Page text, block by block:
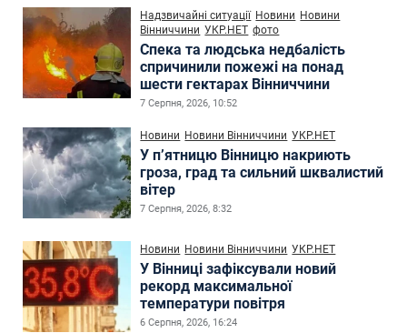
Надзвичайні ситуації Новини Новини
Вінниччини УКР.НЕТ фото
Спека та людська недбалість
спричинили пожежі на понад
шести гектарах Вінниччини
7 Серпня, 2026, 10:52
Новини Новини Вінниччини УКР.НЕТ
У п’ятницю Вінницю накриють
гроза, град та сильний шквалистий
вітер
7 Серпня, 2026, 8:32
Новини Новини Вінниччини УКР.НЕТ
У Вінниці зафіксували новий
рекорд максимальної
температури повітря
6 Серпня, 2026, 16:24